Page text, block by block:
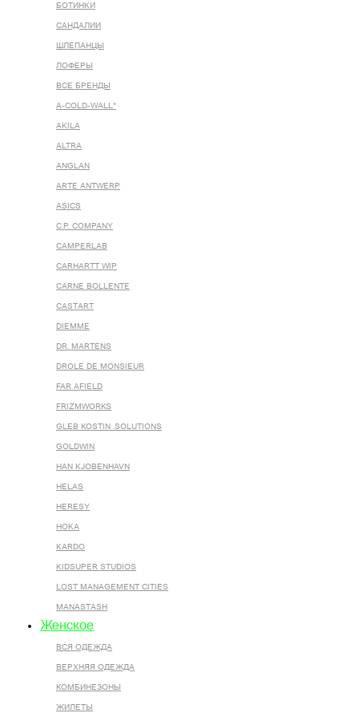
БОТИНКИ
САНДАЛИИ
ШЛЕПАНЦЫ
ЛОФЕРЫ
ВСЕ БРЕНДЫ
A-COLD-WALL*
AKILA
ALTRA
ANGLAN
ARTE ANTWERP
ASICS
C.P. COMPANY
CAMPERLAB
CARHARTT WIP
CARNE BOLLENTE
CASTART
DIEMME
DR. MARTENS
DROLE DE MONSIEUR
FAR AFIELD
FRIZMWORKS
GLEB KOSTIN .SOLUTIONS
GOLDWIN
HAN KJOBENHAVN
HELAS
HERESY
HOKA
KARDO
KIDSUPER STUDIOS
LOST MANAGEMENT CITIES
MANASTASH
Женское
ВСЯ ОДЕЖДА
ВЕРХНЯЯ ОДЕЖДА
КОМБИНЕЗОНЫ
ЖИЛЕТЫ